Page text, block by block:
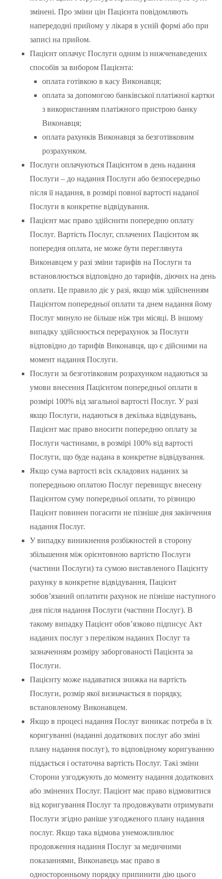
змінені. Про зміни цін Пацієнта повідомляють
напередодні прийому у лікаря в усній формі або при
записі на прийом.
Пацієнт оплачує Послуги одним із нижченаведених
способів за вибором Пацієнта:
оплата готівкою в касу Виконавця;
оплата за допомогою банківської платіжної картки
з використанням платіжного пристрою банку
Виконавця;
оплата рахунків Виконавця за безготівковим
розрахунком.
Послуги оплачуються Пацієнтом в день надання
Послуги – до надання Послуги або безпосередньо
після її надання, в розмірі повної вартості наданої
Послуги в конкретне відвідування.
Пацієнт має право здійснити попередню оплату
Послуг. Вартість Послуг, сплачених Пацієнтом як
попередня оплата, не може бути переглянута
Виконавцем у разі зміни тарифів на Послуги та
встановлюється відповідно до тарифів, діючих на день
оплати. Це правило діє у разі, якщо між здійсненням
Пацієнтом попередньої оплати та днем надання йому
Послуг минуло не більше ніж три місяці. В іншому
випадку здійснюється перерахунок за Послуги
відповідно до тарифів Виконавця, що є дійсними на
момент надання Послуги.
Послуги за безготівковим розрахунком надаються за
умови внесення Пацієнтом попередньої оплати в
розмірі 100% від загальної вартості Послуг. У разі
якщо Послуги, надаються в декілька відвідувань,
Пацієнт має право вносити попередню оплату за
Послуги частинами, в розмірі 100% від вартості
Послуги, що буде надана в конкретне відвідування.
Якщо сума вартості всіх складових наданих за
попередньою оплатою Послуг перевищує внесену
Пацієнтом суму попередньої оплати, то різницю
Пацієнт повинен погасити не пізніше дня закінчення
надання Послуг.
У випадку виникнення розбіжностей в сторону
збільшення між орієнтовною вартістю Послуги
(частини Послуги) та сумою виставленого Пацієнту
рахунку в конкретне відвідування, Пацієнт
зобов’язаний оплатити рахунок не пізніше наступного
дня після надання Послуги (частини Послуг). В
такому випадку Пацієнт обов’язково підписує Акт
наданих послуг з переліком наданих Послуг та
зазначенням розміру заборгованості Пацієнта за
Послуги.
Пацієнту може надаватися знижка на вартість
Послуги, розмір якої визначається в порядку,
встановленому Виконавцем.
Якщо в процесі надання Послуг виникає потреба в їх
коригуванні (наданні додаткових послуг або зміні
плану надання послуг), то відповідному коригуванню
піддається і остаточна вартість Послуг. Такі зміни
Сторони узгоджують до моменту надання додаткових
або змінених Послуг. Пацієнт має право відмовитися
від коригування Послуг та продовжувати отримувати
Послуги згідно раніше узгодженого плану надання
послуг. Якщо така відмова унеможливлює
продовження надання Послуг за медичними
показаннями, Виконавець має право в
односторонньому порядку припинити дію цього